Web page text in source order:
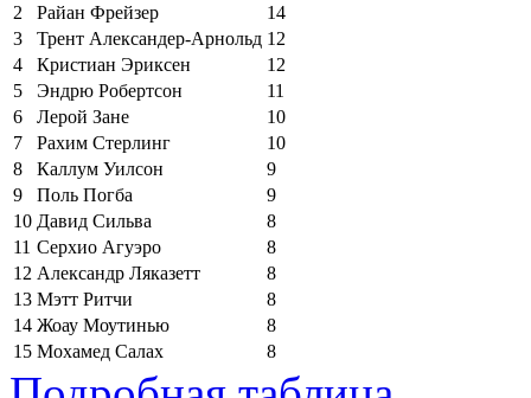
2
Райан Фрейзер
14
3
Трент Александер-Арнольд 12
4
Кристиан Эриксен
12
5
Эндрю Робертсон
11
6
Лерой Зане
10
7
Рахим Стерлинг
10
8
Каллум Уилсон
9
9
Поль Погба
9
10 Давид Сильва
8
11 Серхио Агуэро
8
12 Александр Ляказетт
8
13 Мэтт Ритчи
8
14 Жоау Моутинью
8
15 Мохамед Салах 8